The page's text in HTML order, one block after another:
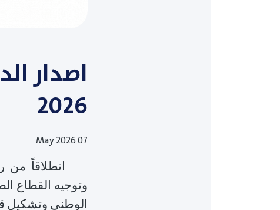
اصدار
2026
07 May 2026
انطلاقاً من
وتوجيه القطاع
الوطني وتشكيل